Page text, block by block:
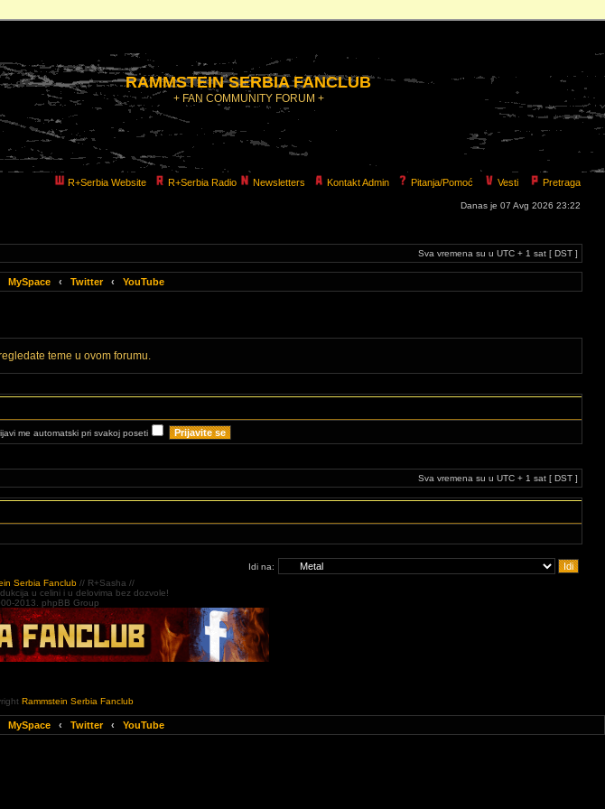
RAMMSTEIN SERBIA FANCLUB
+ FAN COMMUNITY FORUM +
R+Serbia Website R+Serbia Radio Newsletters Kontakt Admin Pitanja/Pomoć Vesti Pretraga
Danas je 07 Avg 2026 23:22
Sva vremena su u UTC + 1 sat [ DST ]
MySpace ‹ Twitter ‹ YouTube
teme u ovom forumu.
me automatski pri svakoj poseti
Sva vremena su u UTC + 1 sat [ DST ]
Idi na:
Serbia Fanclub // R+Sasha //
u celini i u delovima bez dozvole!
2013. phpBB Group
Rammstein Serbia Fanclub
MySpace ‹ Twitter ‹ YouTube